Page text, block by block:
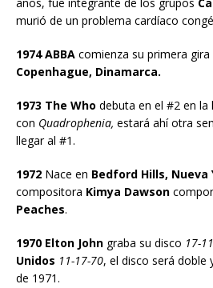
murió de un problema cardíaco
1974 ABBA comienza su primera
Copenhague, Dinamarca.
1973 The Who debuta en el #2 en la
con Quadrophenia, estará ahí otra
llegar al #1.
1972 Nace en Bedford Hills, Nueva
compositora Kimya Dawson
Peaches.
1970 Elton John graba su disco 17-
Unidos 11-17-70, el disco será doble
de 1971.